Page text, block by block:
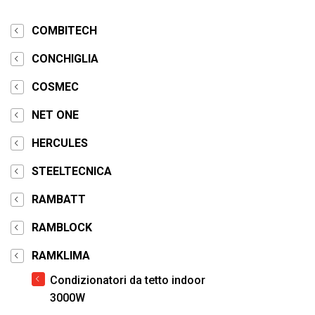
COMBITECH
CONCHIGLIA
COSMEC
NET ONE
HERCULES
STEELTECNICA
RAMBATT
RAMBLOCK
RAMKLIMA
Condizionatori da tetto indoor
3000W